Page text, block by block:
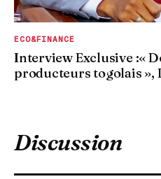
ECO&FINANCE
Interview Exclusive :«
producteurs togolais »,
Discussion